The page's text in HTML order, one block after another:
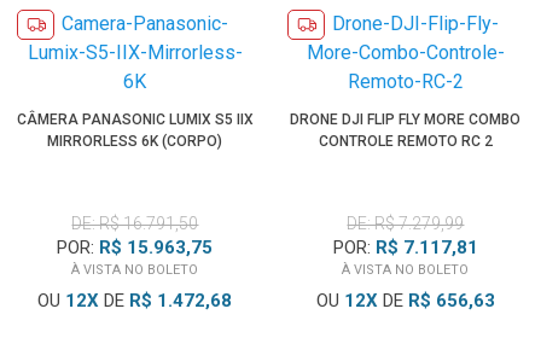
CÂMERA PANASONIC LUMIX S5 IIX
MIRRORLESS 6K (CORPO)
DE: R$ 16.791,50
POR: R$ 15.963,75
À VISTA NO BOLETO
OU 12X DE R$ 1.472,68
DRONE DJI FLIP FLY MORE COMBO
CONTROLE REMOTO RC 2
DE: R$ 7.279,99
POR: R$ 7.117,81
À VISTA NO BOLETO
OU 12XDE R$ 656,63